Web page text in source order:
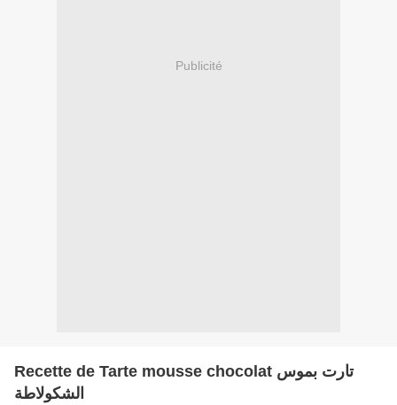
Publicité
Recette de Tarte mousse chocolat تارت بموس
الشكولاطة